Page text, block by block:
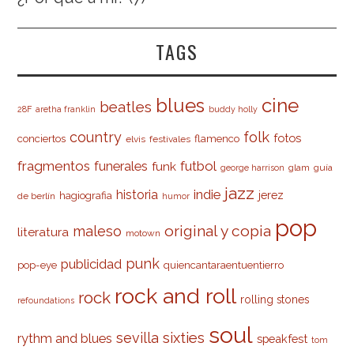
TAGS
28F aretha franklin beatles blues buddy holly cine
conciertos country elvis festivales flamenco folk fotos
fragmentos funerales funk futbol george harrison glam guía
de berlín hagiografia historia humor indie jazz jerez
literatura maleso motown original y copia pop
pop-eye publicidad punk quiencantaraentuentierro
refoundations rock rock and roll rolling stones
rythm and blues sevilla sixties soul speakfest tom